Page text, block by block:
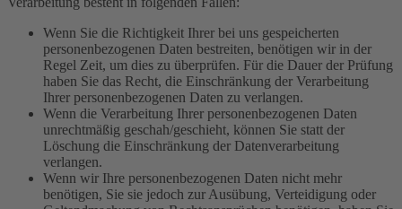
Wenn Sie die Richtigkeit Ihrer bei uns gespeicherten
personenbezogenen Daten bestreiten, benötigen wir in der
Regel Zeit, um dies zu überprüfen. Für die Dauer der Prüfung
haben Sie das Recht, die Einschränkung der Verarbeitung
Ihrer personenbezogenen Daten zu verlangen.
Wenn die Verarbeitung Ihrer personenbezogenen Daten
unrechtmäßig geschah/geschieht, können Sie statt der
Löschung die Einschränkung der Datenverarbeitung
verlangen.
Wenn wir Ihre personenbezogenen Daten nicht mehr
benötigen, Sie sie jedoch zur Ausübung, Verteidigung oder